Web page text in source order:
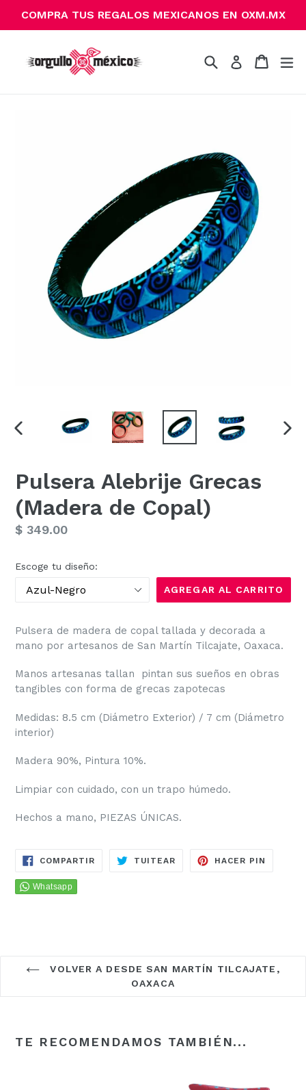
contenido
COMPRA TUS REGALOS MEXICANOS EN OXM.MX
BuscarIngresarCarrito
Carrito
Pulsera Alebrije Grecas
(Madera de Copal)
Precio
$ 349.00
Escoge tu diseño:
AGREGAR AL CARRITO
Pulsera de madera de copal tallada y decorada a
mano por artesanos de San Martín Tilcajate, Oaxaca.
Manos artesanas tallan pintan sus sueños en obras
tangibles con forma de grecas zapotecas
Medidas: 8.5 cm (Diámetro Exterior) / 7 cm (Diámetro
interior)
Madera 90%, Pintura 10%.
Limpiar con cuidado, con un trapo húmedo.
Hechos a mano, PIEZAS ÚNICAS.
COMPARTIRCOMPARTIRTUITEAR TUITEARHACER PIN
VOLVER A DESDE SAN MARTÍN TILCAJATE,
OAXACA
TE RECOMENDAMOS TAMBIÉN...